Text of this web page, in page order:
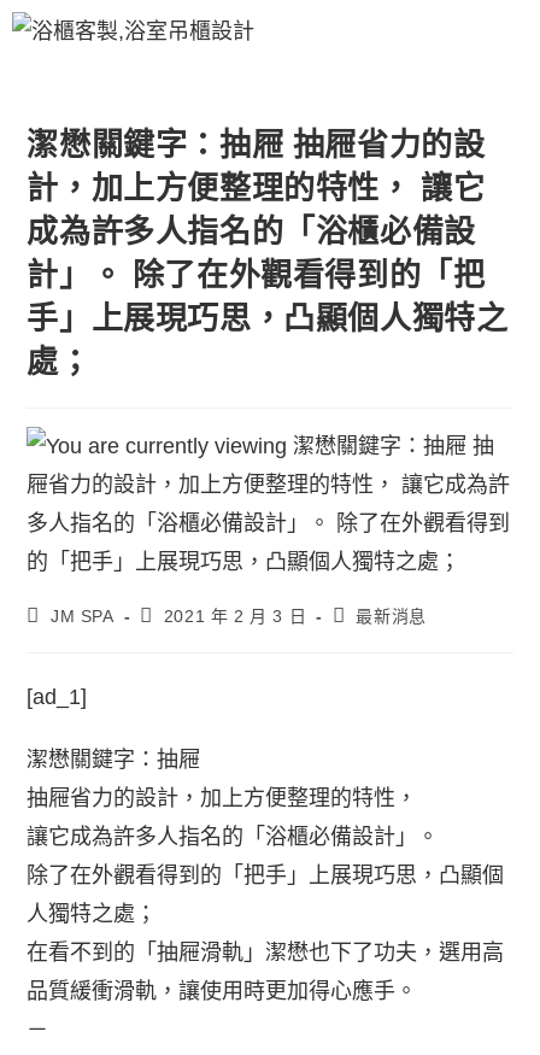
潔懋關鍵字：抽屜 抽屜省力的設
計，加上方便整理的特性， 讓它
成為許多人指名的「浴櫃必備設
計」。 除了在外觀看得到的「把
手」上展現巧思，凸顯個人獨特之
處；
JM SPA 2021 年 2 月 3 日 最新消息
[ad_1]
潔懋關鍵字：抽屜
抽屜省力的設計，加上方便整理的特性，
讓它成為許多人指名的「浴櫃必備設計」。
除了在外觀看得到的「把手」上展現巧思，凸顯個
人獨特之處；
在看不到的「抽屜滑軌」潔懋也下了功夫，選用高
品質緩衝滑軌，讓使用時更加得心應手。
－